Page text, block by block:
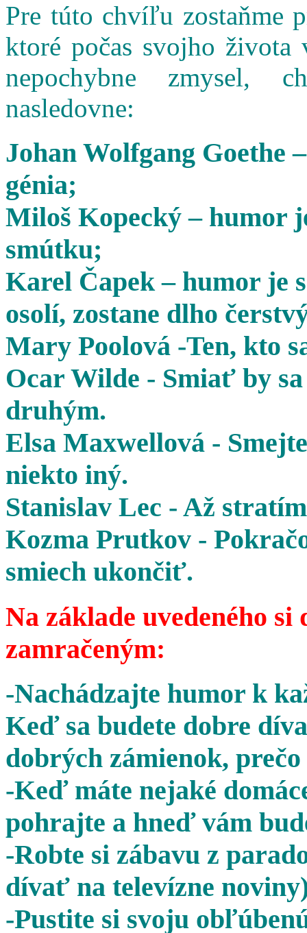
Pre túto chvíľu zostaňme
ktoré počas svojho
nepochybne zmysel,
nasledovne:
Johan Wolfgang Goethe
génia;
Miloš Kopecký – humor
smútku;
Karel Čapek – humor je
osolí, zostane dlho
Mary Poolová -Ten, kto
Ocar Wilde - Smiať by
druhým.
Elsa Maxwellová -
niekto iný.
Stanislav Lec - Až
Kozma Prutkov -
smiech ukončiť.
Na základe uvedeného
zamračeným:
-Nachádzajte humor k
Keď sa budete dobre
dobrých zámienok,
-Keď máte nejaké
pohrajte a hneď vám
-Robte si zábavu z
dívať na televízne
-Pustite si svoju